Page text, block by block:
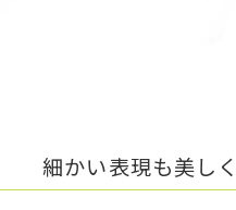
細かい表現も美し